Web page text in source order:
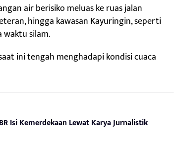
air berisiko meluas ke ruas jalan
hingga kawasan Kayuringin, seperti
waktu silam.
ini tengah menghadapi kondisi cuaca
Isi Kemerdekaan Lewat Karya Jurnalistik